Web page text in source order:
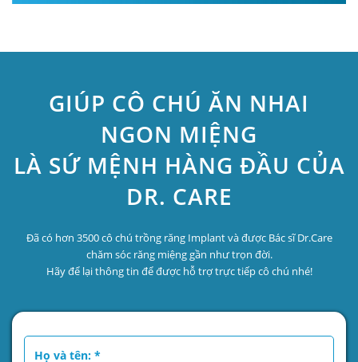
GIÚP CÔ CHÚ ĂN NHAI
NGON MIỆNG
LÀ SỨ MỆNH HÀNG ĐẦU CỦA
DR. CARE
Đã có hơn 3500 cô chú trồng răng Implant và được Bác sĩ Dr.Care
chăm sóc răng miệng gần như trọn đời.
Hãy để lại thông tin để được hỗ trợ trực tiếp cô chú nhé!